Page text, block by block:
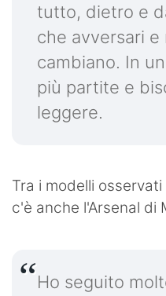
tutto, dietro e
che avversari e
cambiano. In
più partite e
leggere.
Tra i modelli
c'è anche l'Arsenal di
Ho seguito